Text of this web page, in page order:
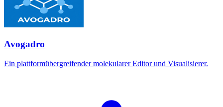
Avogadro
Ein plattformübergreifender molekularer Editor und Visualisierer.